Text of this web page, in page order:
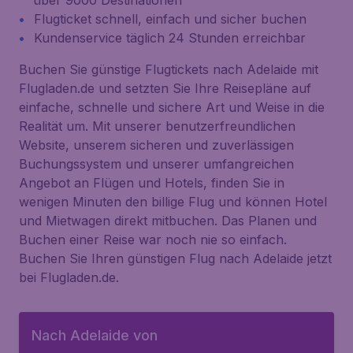
Flugticket schnell, einfach und sicher buchen
Kundenservice täglich 24 Stunden erreichbar
Buchen Sie günstige Flugtickets nach Adelaide mit
Flugladen.de und setzten Sie Ihre Reisepläne auf
einfache, schnelle und sichere Art und Weise in die
Realität um. Mit unserer benutzerfreundlichen
Website, unserem sicheren und zuverlässigen
Buchungssystem und unserer umfangreichen
Angebot an Flügen und Hotels, finden Sie in
wenigen Minuten den billige Flug und können Hotel
und Mietwagen direkt mitbuchen. Das Planen und
Buchen einer Reise war noch nie so einfach.
Buchen Sie Ihren günstigen Flug nach Adelaide jetzt
bei Flugladen.de.
Nach Adelaide von